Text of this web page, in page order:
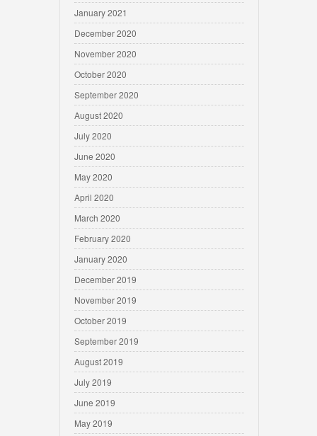
January 2021
December 2020
November 2020
October 2020
September 2020
August 2020
July 2020
June 2020
May 2020
April 2020
March 2020
February 2020
January 2020
December 2019
November 2019
October 2019
September 2019
August 2019
July 2019
June 2019
May 2019